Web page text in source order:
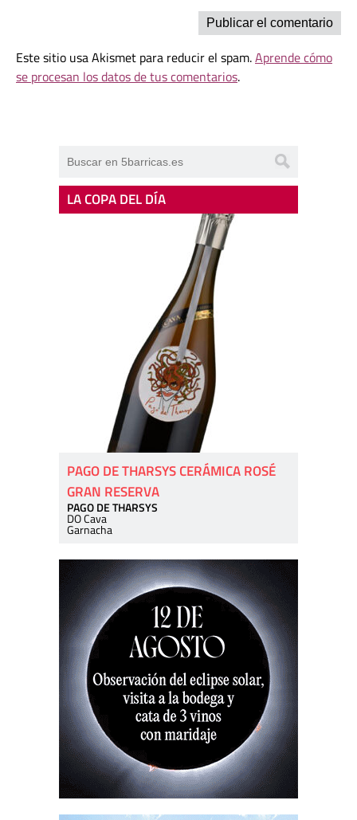
Este sitio usa Akismet para reducir el spam.Aprende cómo
se procesan los datos de tus comentarios.
LA COPA DEL DÍA
PAGO DE THARSYS CERÁMICA ROSÉ
GRAN RESERVA
PAGO DE THARSYS
DO Cava
Garnacha